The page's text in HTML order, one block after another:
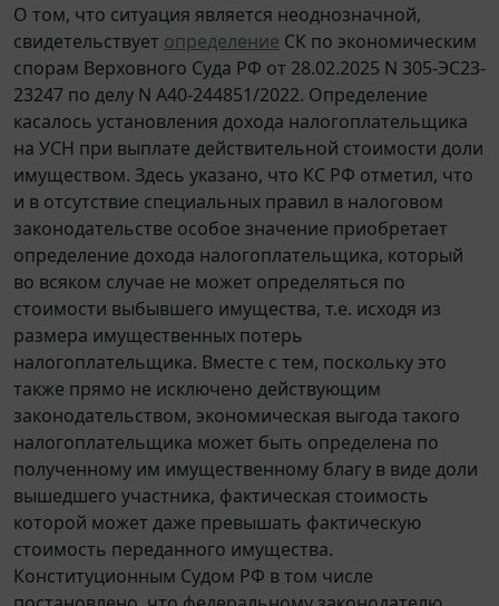
О том, что ситуация является неоднозначной,
свидетельствует определение СК по экономическим
спорам Верховного Суда РФ от 28.02.2025 N 305-ЭС23-
23247 по делу N А40-244851/2022. Определение
касалось установления дохода налогоплательщика
на УСН при выплате действительной стоимости доли
имуществом. Здесь указано, что КС РФ отметил, что
и в отсутствие специальных правил в налоговом
законодательстве особое значение приобретает
определение дохода налогоплательщика, который
во всяком случае не может определяться по
стоимости выбывшего имущества, т.е. исходя из
размера имущественных потерь
налогоплательщика. Вместе с тем, поскольку это
также прямо не исключено действующим
законодательством, экономическая выгода такого
налогоплательщика может быть определена по
полученному им имущественному благу в виде доли
вышедшего участника, фактическая стоимость
которой может даже превышать фактическую
стоимость переданного имущества.
Конституционным Судом РФ в том числе